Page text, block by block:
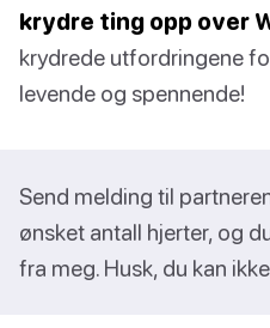
krydre ting opp over
krydrede utfordringene
levende og spennende!
Send melding til
ønsket antall hjerter, og
fra meg. Husk, du kan